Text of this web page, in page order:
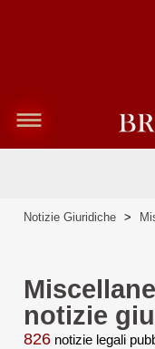
Notizie Giuridiche >
notizie
826 notizie legali